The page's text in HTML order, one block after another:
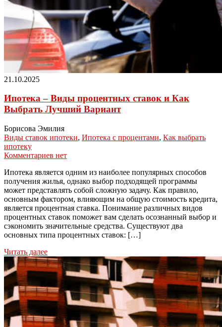
21.10.2025
Ипотека – Виды процентных ставок и Как
Выбрать Лучший Вариант
Борисова Эмилия
Виды ставок ипотеки, Ипотека с процентами, Как выбрать
ипотеку
Комментариев нет
Ипотека является одним из наиболее популярных способов
получения жилья, однако выбор подходящей программы
может представлять собой сложную задачу. Как правило,
основным фактором, влияющим на общую стоимость кредита,
является процентная ставка. Понимание различных видов
процентных ставок поможет вам сделать осознанный выбор и
сэкономить значительные средства. Существуют два
основных типа процентных ставок: […]
Читать далее